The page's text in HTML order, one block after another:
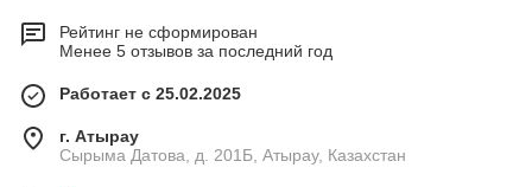
Рейтинг не сформирован
Менее 5 отзывов за последний год
Работает с 25.02.2025
г. Атырау
Сырыма Датова, д. 201Б, Атырау, Казахстан